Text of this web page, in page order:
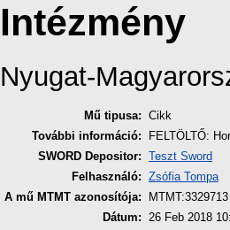
Intézmény
Nyugat-
Mű tipusa: Cikk
További információ:
FELTÖLTŐ:
SWORD Depositor: Teszt Sword
Felhasználó: Zsófia Tompa
A mű MTMT azonosítója:
MTMT:3329713
Dátum: 26 Feb 2018